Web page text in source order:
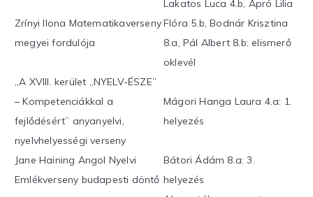
Zrínyi Ilona Matematikaverseny
megyei fordulója
Lakatos Luca 4.b, Apró Lilia
Flóra 5.b, Bodnár Krisztina
8.a, Pál Albert 8.b: elismerő
oklevél
„A XVIII. kerület „NYELV-ÉSZE”
– Kompetenciákkal a
fejlődésért” anyanyelvi,
nyelvhelyességi verseny
Mágori Hanga Laura 4.a: 1.
helyezés
Jane Haining Angol Nyelvi
Emlékverseny budapesti döntő
Bátori Ádám 8.a: 3.
helyezés